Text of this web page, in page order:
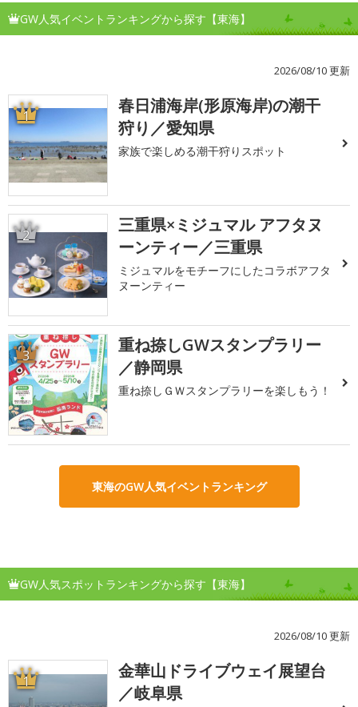
GW人気イベントランキングから探す【東海】
2026/08/10 更新
1
春日浦海岸(形原海岸)の潮干
狩り／愛知県
家族で楽しめる潮干狩りスポット
2
三重県×ミジュマル アフタヌ
ーンティー／三重県
ミジュマルをモチーフにしたコラボアフタ
ヌーンティー
3
重ね捺しGWスタンプラリー
／静岡県
重ね捺しＧＷスタンプラリーを楽しもう！
東海のGW人気イベントランキング
GW人気スポットランキングから探す【東海】
2026/08/10 更新
1
金華山ドライブウェイ展望台
／岐阜県